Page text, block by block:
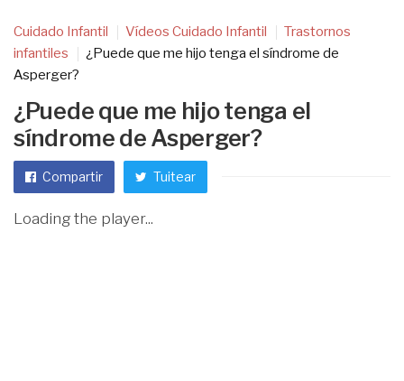
Cuidado Infantil Vídeos Cuidado Infantil
Trastornos
infantiles
¿Puede que me hijo tenga el síndrome de
Asperger?
¿Puede que me hijo tenga el
síndrome de Asperger?
Compartir Tuitear
Loading the player...